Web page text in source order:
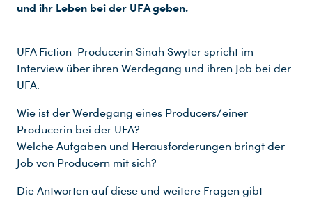
und ihr Leben bei der UFA geben.
UFA Fiction-Producerin Sinah Swyter spricht im
Interview über ihren Werdegang und ihren Job bei der
UFA.
Wie ist der Werdegang eines Producers/einer
Producerin bei der UFA?
Welche Aufgaben und Herausforderungen bringt der
Job von Producern mit sich?
Die Antworten auf diese und weitere Fragen gibt